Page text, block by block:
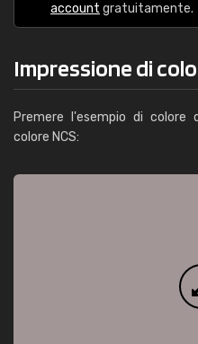
account gratuitamente.
Impressione di
Premere l'esempio di
colore NCS: